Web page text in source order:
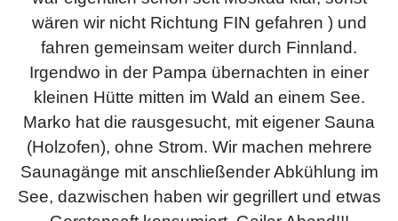
wären wir nicht Richtung FIN gefahren ) und
fahren gemeinsam weiter durch Finnland.
Irgendwo in der Pampa übernachten in einer
kleinen Hütte mitten im Wald an einem See.
Marko hat die rausgesucht, mit eigener Sauna
(Holzofen), ohne Strom. Wir machen mehrere
Saunagänge mit anschließender Abkühlung im
See, dazwischen haben wir gegrillert und etwas